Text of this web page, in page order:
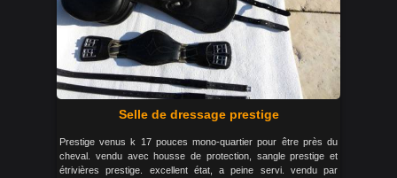
Selle de dressage prestige
Prestige venus k 17 pouces mono-quartier pour être près du
cheval. vendu avec housse de protection, sangle prestige et
étrivières prestige. excellent état, a peine servi. vendu par